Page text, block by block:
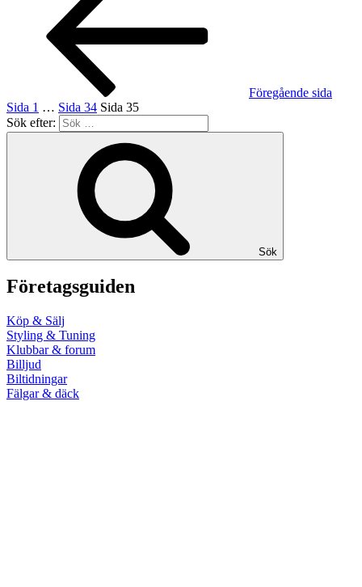
Föregående sida
Sida 1 … Sida 34 Sida 35
Sök efter:
Sök
Företagsguiden
Köp & Sälj
Styling & Tuning
Klubbar & forum
Billjud
Biltidningar
Fälgar & däck